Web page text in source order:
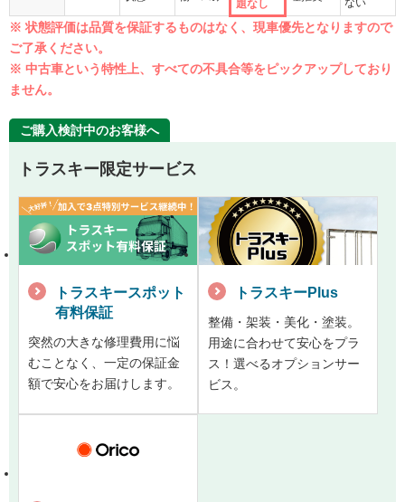
題なし ない
※ 状態評価は品質を保証するものはなく、現車優先となりますので
ご了承ください。
※ 中古車という特性上、すべての不具合等をピックアップしており
ません。
ご購入検討中のお客様へ
トラスキー限定サービス
トラスキースポット
有料保証
突然の大きな修理費用に悩
むことなく、一定の保証金
額で安心をお届けします。
トラスキーPlus
整備・架装・美化・塗装。
用途に合わせて安心をプラ
ス！選べるオプションサー
ビス。